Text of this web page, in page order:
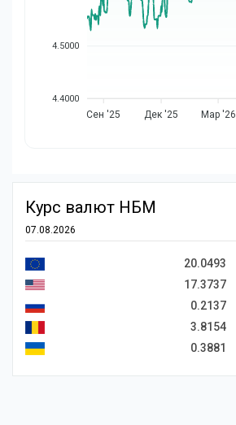
4.5000
4.4000
Сен '25 Дек '25 Мар '26
Курс валют НБМ
07.08.2026
20.0493
17.3737
0.2137
3.8154
0.3881